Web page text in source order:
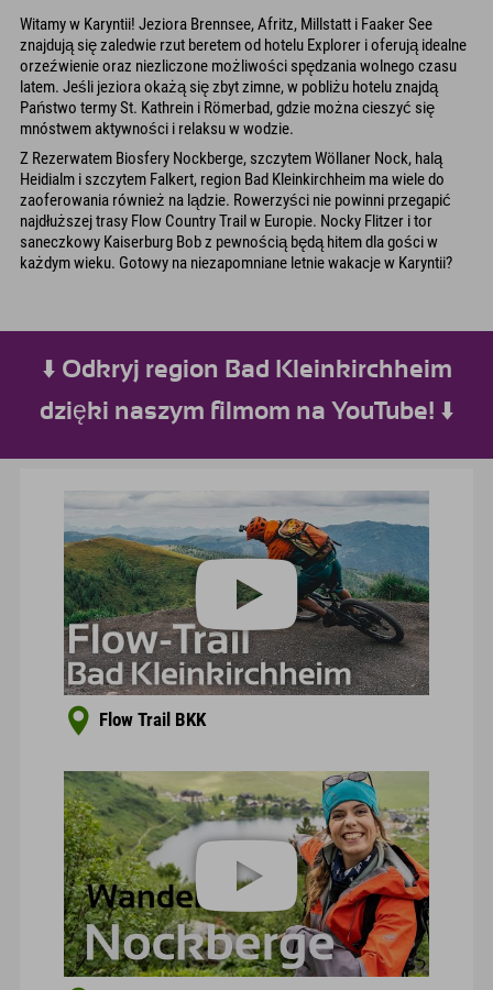
Witamy w Karyntii! Jeziora Brennsee, Afritz, Millstatt i Faaker See
znajdują się zaledwie rzut beretem od hotelu Explorer i oferują idealne
orzeźwienie oraz niezliczone możliwości spędzania wolnego czasu
latem. Jeśli jeziora okażą się zbyt zimne, w pobliżu hotelu znajdą
Państwo termy St. Kathrein i Römerbad, gdzie można cieszyć się
mnóstwem aktywności i relaksu w wodzie.
Z Rezerwatem Biosfery Nockberge, szczytem Wöllaner Nock, halą
Heidialm i szczytem Falkert, region Bad Kleinkirchheim ma wiele do
zaoferowania również na lądzie. Rowerzyści nie powinni przegapić
najdłuższej trasy Flow Country Trail w Europie. Nocky Flitzer i tor
saneczkowy Kaiserburg Bob z pewnością będą hitem dla gości w
każdym wieku. Gotowy na niezapomniane letnie wakacje w Karyntii?
⬇️ Odkryj region Bad Kleinkirchheim
dzięki naszym filmom na YouTube! ⬇️
Flow Trail BKK